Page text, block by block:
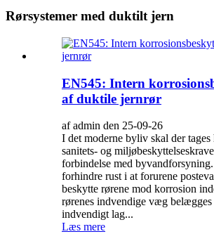
Rørsystemer med duktilt jern
EN545: Intern
af duktile jernrør
af admin den 25-09-26
I det moderne byliv skal der tages
sanitets- og
forbindelse med
forhindre rust i at forurene
beskytte rørene mod korrosion
rørenes indvendige væg belægges
indvendigt lag...
Læs mere